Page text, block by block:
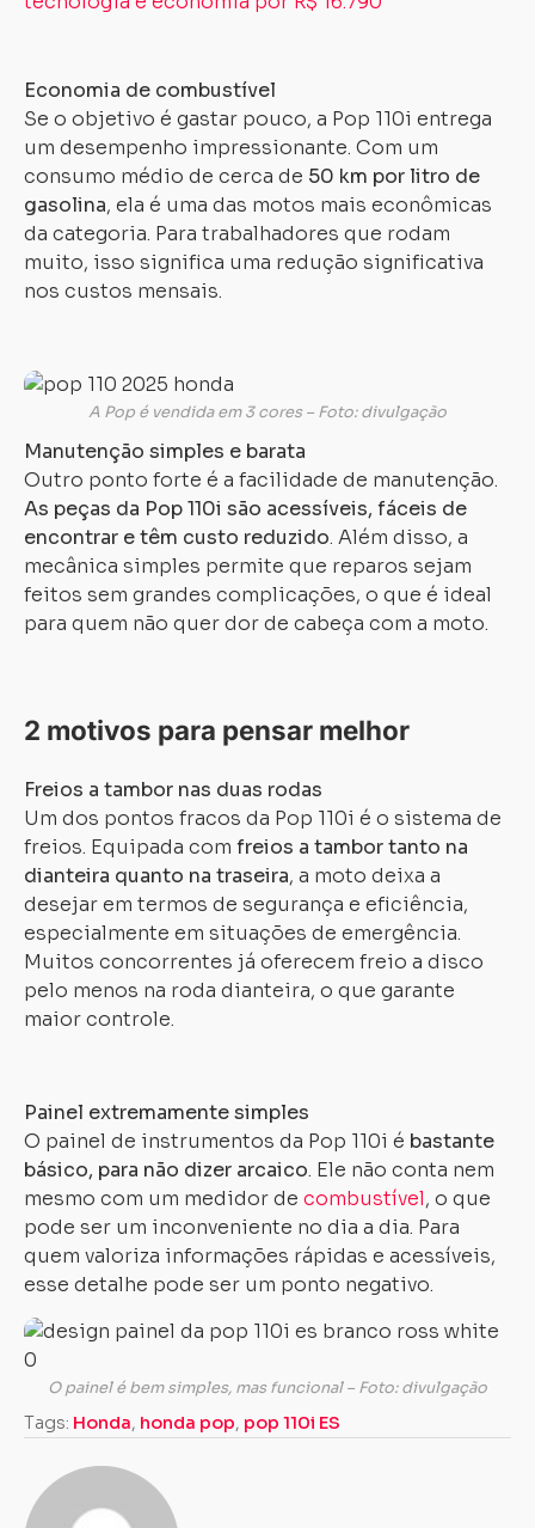
Economia de combustível
Se o objetivo é gastar pouco, a Pop 110i entrega
um desempenho impressionante. Com um
consumo médio de cerca de 50 km por litro de
gasolina, ela é uma das motos mais econômicas
da categoria. Para trabalhadores que rodam
muito, isso significa uma redução significativa
nos custos mensais.
A Pop é vendida em 3 cores – Foto: divulgação
Manutenção simples e barata
Outro ponto forte é a facilidade de manutenção.
As peças da Pop 110i são acessíveis, fáceis de
encontrar e têm custo reduzido. Além disso, a
mecânica simples permite que reparos sejam
feitos sem grandes complicações, o que é ideal
para quem não quer dor de cabeça com a moto.
2 motivos para pensar melhor
Freios a tambor nas duas rodas
Um dos pontos fracos da Pop 110i é o sistema de
freios. Equipada com freios a tambor tanto na
dianteira quanto na traseira, a moto deixa a
desejar em termos de segurança e eficiência,
especialmente em situações de emergência.
Muitos concorrentes já oferecem freio a disco
pelo menos na roda dianteira, o que garante
maior controle.
Painel extremamente simples
O painel de instrumentos da Pop 110i é bastante
básico, para não dizer arcaico. Ele não conta nem
mesmo com um medidor de combustível, o que
pode ser um inconveniente no dia a dia. Para
quem valoriza informações rápidas e acessíveis,
esse detalhe pode ser um ponto negativo.
O painel é bem simples, mas funcional – Foto: divulgação
Tags: Honda, honda pop, pop 110i ES
Carregando...
Carregando...